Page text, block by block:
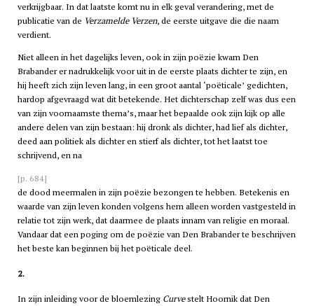
verkrijgbaar. In dat laatste komt nu in elk geval verandering, met de
publicatie van de Verzamelde Verzen, de eerste uitgave die die naam
verdient.
Niet alleen in het dagelijks leven, ook in zijn poëzie kwam Den
Brabander er nadrukkelijk voor uit in de eerste plaats dichter te zijn, en
hij heeft zich zijn leven lang, in een groot aantal ‘poëticale’ gedichten,
hardop afgevraagd wat dit betekende. Het dichterschap zelf was dus een
van zijn voornaamste thema’s, maar het bepaalde ook zijn kijk op alle
andere delen van zijn bestaan: hij dronk als dichter, had lief als dichter,
deed aan politiek als dichter en stierf als dichter, tot het laatst toe
schrijvend, en na
[p. 684]
de dood meermalen in zijn poëzie bezongen te hebben. Betekenis en
waarde van zijn leven konden volgens hem alleen worden vastgesteld in
relatie tot zijn werk, dat daarmee de plaats innam van religie en moraal.
Vandaar dat een poging om de poëzie van Den Brabander te beschrijven
het beste kan beginnen bij het poëticale deel.
2.
In zijn inleiding voor de bloemlezing Curvestelt Hoornik dat Den